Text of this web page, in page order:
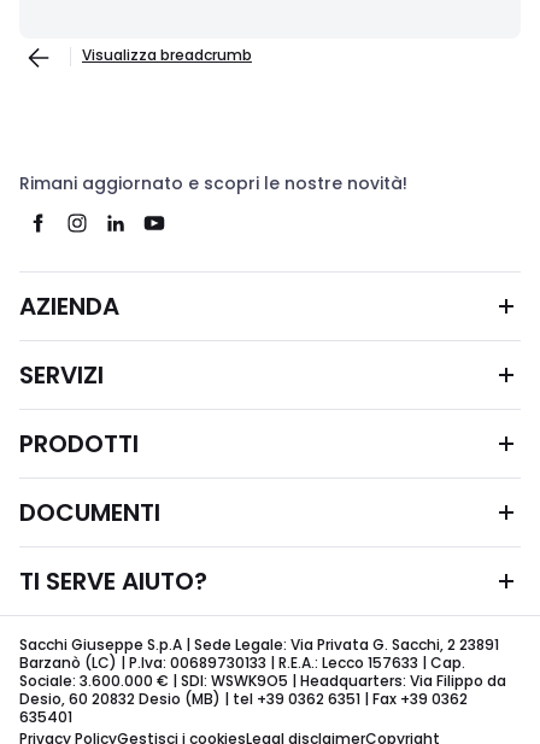
Visualizza breadcrumb
Rimani aggiornato e scopri le nostre novità!
AZIENDA
SERVIZI
PRODOTTI
DOCUMENTI
TI SERVE AIUTO?
Sacchi Giuseppe S.p.A | Sede Legale: Via Privata G. Sacchi, 2 23891
Barzanò (LC) | P.Iva: 00689730133 | R.E.A.: Lecco 157633 | Cap.
Sociale: 3.600.000 € | SDI: WSWK9O5 | Headquarters: Via Filippo da
Desio, 60 20832 Desio (MB) | tel +39 0362 6351 | Fax +39 0362
635401
Privacy PolicyGestisci i cookiesLegal disclaimerCopyright